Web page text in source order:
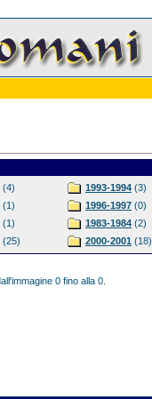
(4)
(1)
(1)
(25)
1993-1994 (3)
1996-1997 (0)
1983-1984 (2)
2000-2001 (18)
0 fino alla 0.